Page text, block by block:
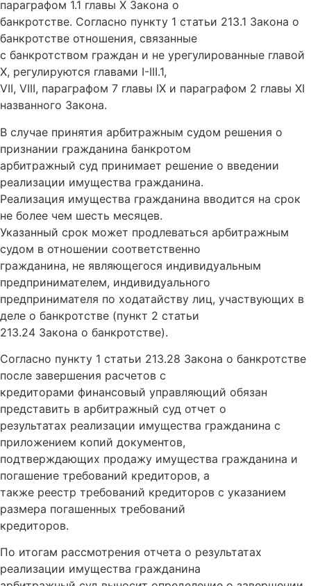
параграфом 1.1 главы X Закона о
банкротстве. Согласно пункту 1 статьи 213.1 Закона о
банкротстве отношения, связанные
с банкротством граждан и не урегулированные главой
X, регулируются главами I-III.1,
VII, VIII, параграфом 7 главы IX и параграфом 2 главы XI
названного Закона.
В случае принятия арбитражным судом решения о
признании гражданина банкротом
арбитражный суд принимает решение о введении
реализации имущества гражданина.
Реализация имущества гражданина вводится на срок
не более чем шесть месяцев.
Указанный срок может продлеваться арбитражным
судом в отношении соответственно
гражданина, не являющегося индивидуальным
предпринимателем, индивидуального
предпринимателя по ходатайству лиц, участвующих в
деле о банкротстве (пункт 2 статьи
213.24 Закона о банкротстве).
Согласно пункту 1 статьи 213.28 Закона о банкротстве
после завершения расчетов с
кредиторами финансовый управляющий обязан
представить в арбитражный суд отчет о
результатах реализации имущества гражданина с
приложением копий документов,
подтверждающих продажу имущества гражданина и
погашение требований кредиторов, а
также реестр требований кредиторов с указанием
размера погашенных требований
кредиторов.
По итогам рассмотрения отчета о результатах
реализации имущества гражданина